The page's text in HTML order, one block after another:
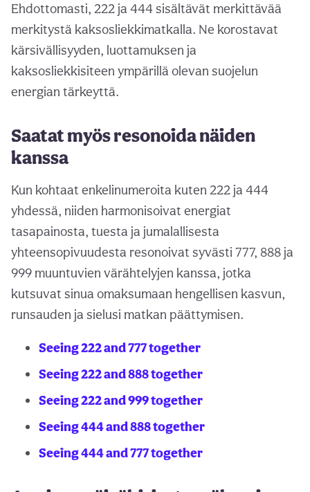
Ehdottomasti, 222 ja 444 sisältävät merkittävää
merkitystä kaksosliekkimatkalla. Ne korostavat
kärsivällisyyden, luottamuksen ja
kaksosliekkisiteen ympärillä olevan suojelun
energian tärkeyttä.
Saatat myös resonoida näiden
kanssa
Kun kohtaat enkelinumeroita kuten 222 ja 444
yhdessä, niiden harmonisoivat energiat
tasapainosta, tuesta ja jumalallisesta
yhteensopivuudesta resonoivat syvästi 777, 888 ja
999 muuntuvien värähtelyjen kanssa, jotka
kutsuvat sinua omaksumaan hengellisen kasvun,
runsauden ja sielusi matkan päättymisen.
Seeing 222 and 777 together
Seeing 222 and 888 together
Seeing 222 and 999 together
Seeing 444 and 888 together
Seeing 444 and 777 together